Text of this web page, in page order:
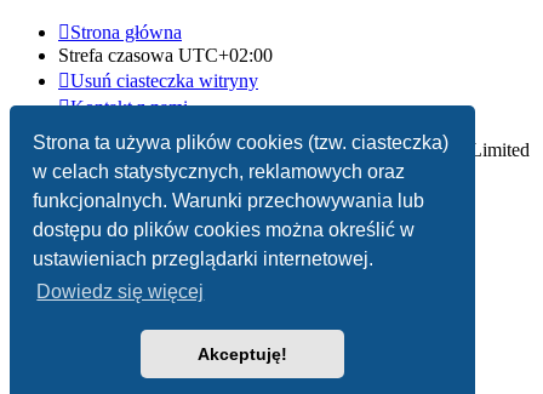
Strona ta używa plików cookies (tzw. ciasteczka)
w celach statystycznych, reklamowych oraz
funkcjonalnych. Warunki przechowywania lub
dostępu do plików cookies można określić w
ustawieniach przeglądarki internetowej.
Dowiedz się więcej
Akceptuję!
Strona główna
Strefa czasowa UTC+02:00
Usuń ciasteczka witryny
Kontakt z nami
Technologię dostarczaphpBB® Forum Software © phpBB Limited
Polski pakiet językowy dostarczaphpBB.pl
Zasady ochrony danych osobowych |Regulamin